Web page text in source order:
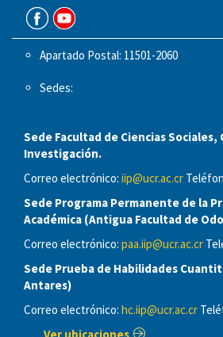
Apartado Postal: 11501-2060
Sedes:
Sede Facultad de Ciencias Sociales,
Investigación.
Correo electrónico: iip@ucr.ac.cr
Sede Programa Permanente de la
Académica (Antigua Facultad de
Correo electrónico: paa.iip@ucr.ac.cr
Sede Prueba de Habilidades
Antares)
Correo electrónico: hc.iip@ucr.ac.cr